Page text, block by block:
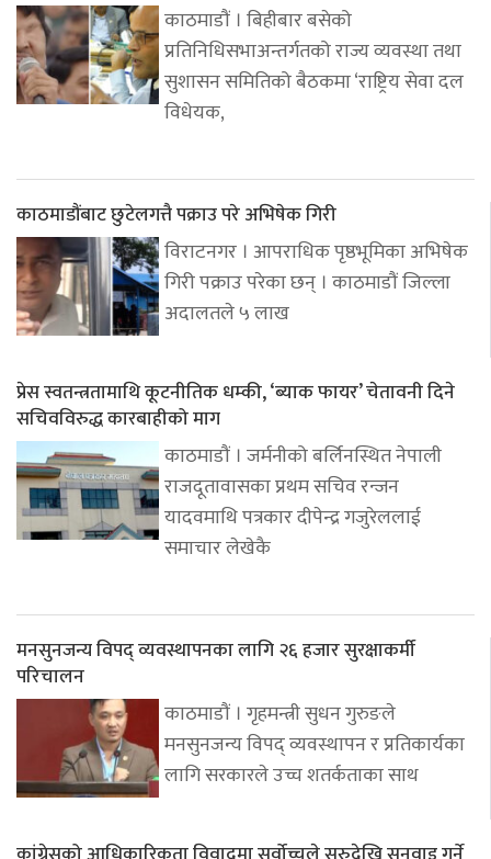
काठमाडौं । बिहीबार बसेको
प्रतिनिधिसभाअन्तर्गतको राज्य व्यवस्था तथा
सुशासन समितिको बैठकमा ‘राष्ट्रिय सेवा दल
विधेयक,
काठमाडौंबाट छुटेलगत्तै पक्राउ परे अभिषेक गिरी
विराटनगर । आपराधिक पृष्ठभूमिका अभिषेक
गिरी पक्राउ परेका छन् । काठमाडौं जिल्ला
अदालतले ५ लाख
प्रेस स्वतन्त्रतामाथि कूटनीतिक धम्की, ‘ब्याक फायर’ चेतावनी दिने
सचिवविरुद्ध कारबाहीको माग
काठमाडौं । जर्मनीको बर्लिनस्थित नेपाली
राजदूतावासका प्रथम सचिव रन्जन
यादवमाथि पत्रकार दीपेन्द्र गजुरेललाई
समाचार लेखेकै
मनसुनजन्य विपद् व्यवस्थापनका लागि २६ हजार सुरक्षाकर्मी
परिचालन
काठमाडौं । गृहमन्त्री सुधन गुरुङले
मनसुनजन्य विपद् व्यवस्थापन र प्रतिकार्यका
लागि सरकारले उच्च शतर्कताका साथ